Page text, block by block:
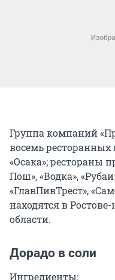
Группа компаний
восемь ресторанных
«Осака»; рестораны
Пош», «Водка»,
«ГлавПивТрест»,
находятся в
области.
Дорадо в соли
Ингредиенты: